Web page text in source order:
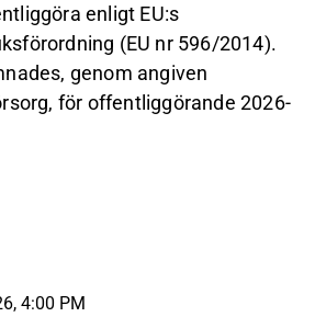
enligt EU:s
(EU nr 596/2014).
genom angiven
för offentliggörande 2026-
4:00 PM